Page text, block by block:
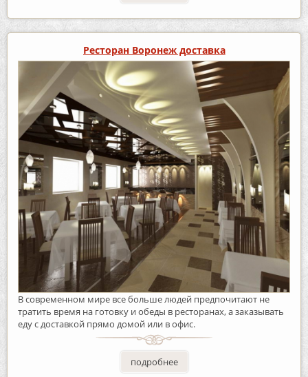
Ресторан Воронеж доставка
В современном мире все больше людей предпочитают не
тратить время на готовку и обеды в ресторанах, а заказывать
еду с доставкой прямо домой или в офис.
подробнее